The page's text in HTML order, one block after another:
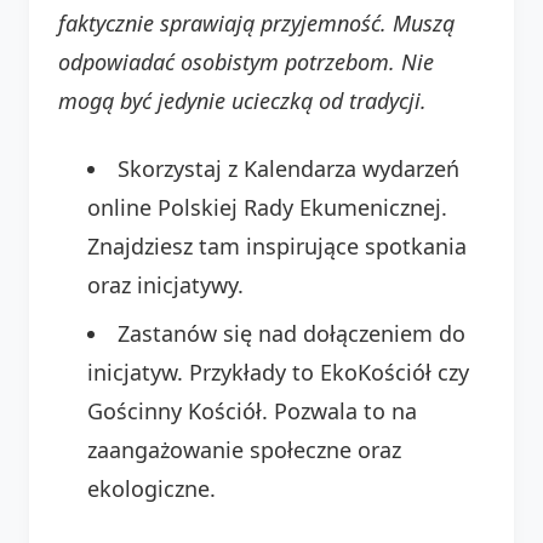
faktycznie sprawiają przyjemność. Muszą
odpowiadać osobistym potrzebom. Nie
mogą być jedynie ucieczką od tradycji.
Skorzystaj z Kalendarza wydarzeń
online Polskiej Rady Ekumenicznej.
Znajdziesz tam inspirujące spotkania
oraz inicjatywy.
Zastanów się nad dołączeniem do
inicjatyw. Przykłady to EkoKościół czy
Gościnny Kościół. Pozwala to na
zaangażowanie społeczne oraz
ekologiczne.